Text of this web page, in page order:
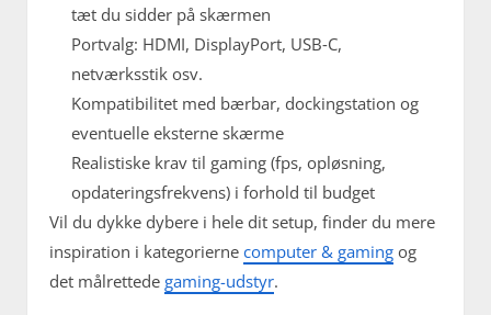
tæt du sidder på skærmen
Portvalg: HDMI, DisplayPort, USB‑C,
netværksstik osv.
Kompatibilitet med bærbar, dockingstation og
eventuelle eksterne skærme
Realistiske krav til gaming (fps, opløsning,
opdateringsfrekvens) i forhold til budget
Vil du dykke dybere i hele dit setup, finder du mere
inspiration i kategorierne computer & gaming og
det målrettede gaming-udstyr.